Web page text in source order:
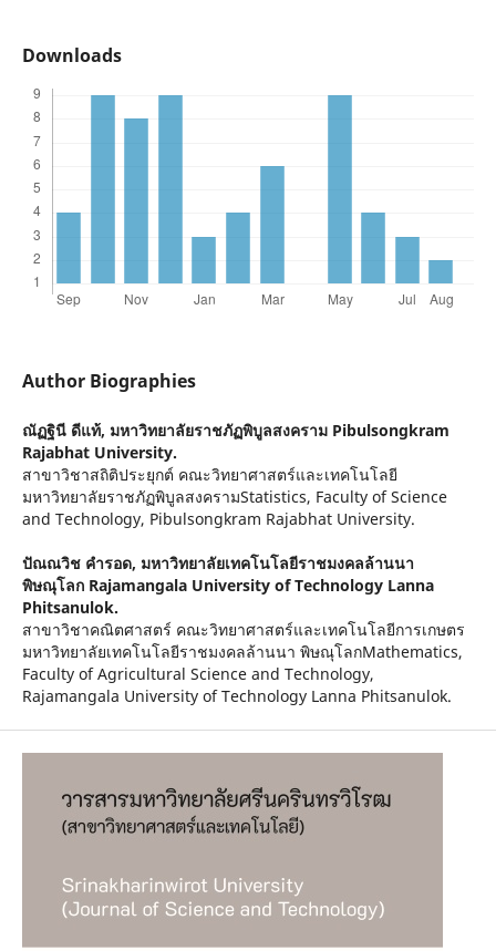
Downloads
Author Biographies
ณัฏฐินี ดีแท้, มหาวิทยาลัยราชภัฏพิบูลสงคราม Pibulsongkram
Rajabhat University.
สาขาวิชาสถิติประยุกต์ คณะวิทยาศาสตร์และเทคโนโลยี
มหาวิทยาลัยราชภัฏพิบูลสงครามStatistics, Faculty of Science
and Technology, Pibulsongkram Rajabhat University.
ปัณณวิช คำรอด, มหาวิทยาลัยเทคโนโลยีราชมงคลล้านนา
พิษณุโลก Rajamangala University of Technology Lanna
Phitsanulok.
สาขาวิชาคณิตศาสตร์ คณะวิทยาศาสตร์และเทคโนโลยีการเกษตร
มหาวิทยาลัยเทคโนโลยีราชมงคลล้านนา พิษณุโลกMathematics,
Faculty of Agricultural Science and Technology,
Rajamangala University of Technology Lanna Phitsanulok.